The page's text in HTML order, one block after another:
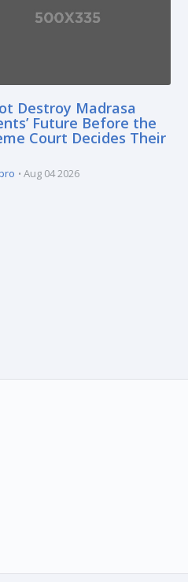
Destroy Madrasa
Future Before the
Court Decides Their
Aug 04 2026